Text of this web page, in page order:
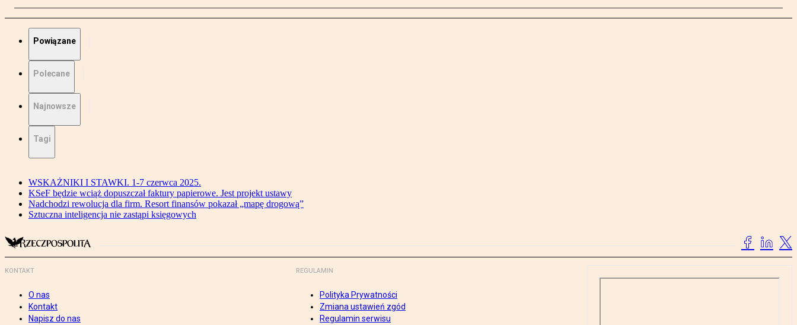
Powiązane
Polecane
Najnowsze
Tagi
WSKAŻNIKI I STAWKI. 1-7 czerwca 2025.
KSeF będzie wciąż dopuszczał faktury papierowe. Jest projekt ustawy
Nadchodzi rewolucja dla firm. Resort finansów pokazał „mapę drogową”
Sztuczna inteligencja nie zastąpi księgowych
KONTAKT
O nas
Kontakt
Napisz do nas
REGULAMIN
Polityka Prywatności
Zmiana ustawień zgód
Regulamin serwisu